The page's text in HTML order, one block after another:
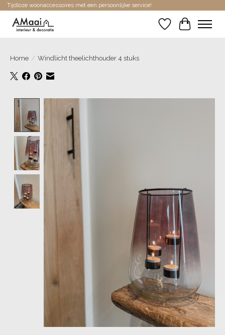
Tijdloze woonaccessoires met een persoonlijke service!
Verlanglijst
Home / Windlicht theelichthouder 4 stuks
Product image slideshow Items